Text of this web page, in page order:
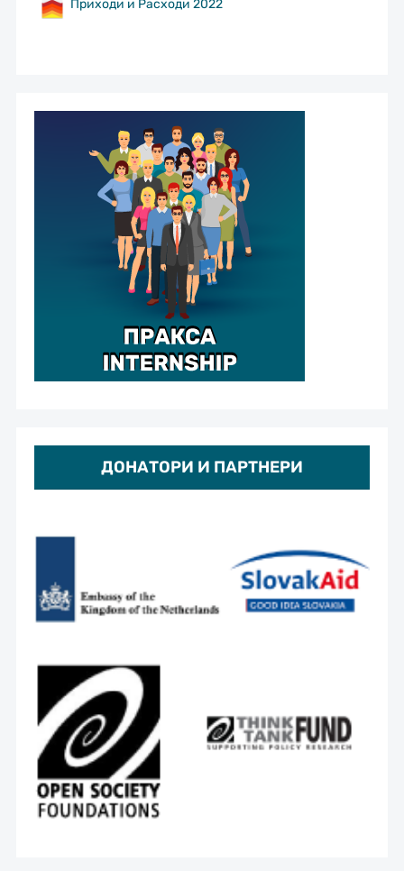
Приходи и Расходи 2022
ДОНАТОРИ И ПАРТНЕРИ